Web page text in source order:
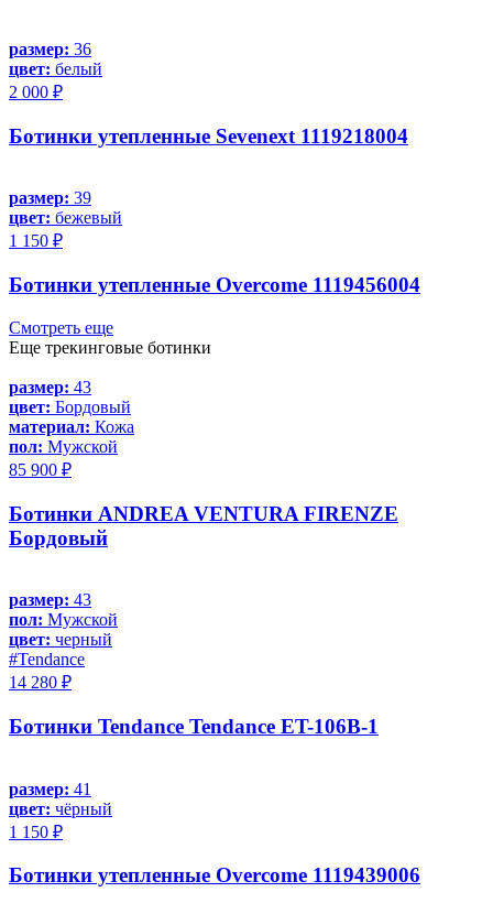
размер: 36
цвет: белый
2 000 ₽
Ботинки утепленные Sevenext 1119218004
размер: 39
цвет: бежевый
1 150 ₽
Ботинки утепленные Overcome 1119456004
Смотреть еще
Еще трекинговые ботинки
размер: 43
цвет: Бордовый
материал: Кожа
пол: Мужской
85 900 ₽
Ботинки ANDREA VENTURA FIRENZE
Бордовый
размер: 43
пол: Мужской
цвет: черный
#Tendance
14 280 ₽
Ботинки Tendance Tendance ET-106B-1
размер: 41
цвет: чёрный
1 150 ₽
Ботинки утепленные Overcome 1119439006